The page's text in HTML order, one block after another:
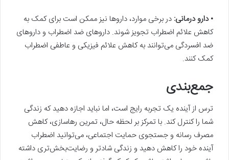
• دارو درمانی: در برخی موارد، داروها نیز ممکن است برای کمک به
کاهش علائم اضطراب تجویز شوند. داروهای ضد اضطراب و داروهای
ضد افسردگی می‌توانند به کاهش علائم فیزیکی و عاطفی اضطراب
کمک کنند.
جمع‌بندی
ترس از آینده یک تجربه رایج است، اما نباید اجازه دهید که زندگی
شما را کنترل کند. با تمرکز بر لحظه حال، تمرین رهاسازی، کاهش
مصرف رسانه و جستجوی حمایت اجتماعی، می‌توانید اضطراب
آینده خود را کاهش دهید و زندگی شادتر و رضایت‌بخش‌تری داشته